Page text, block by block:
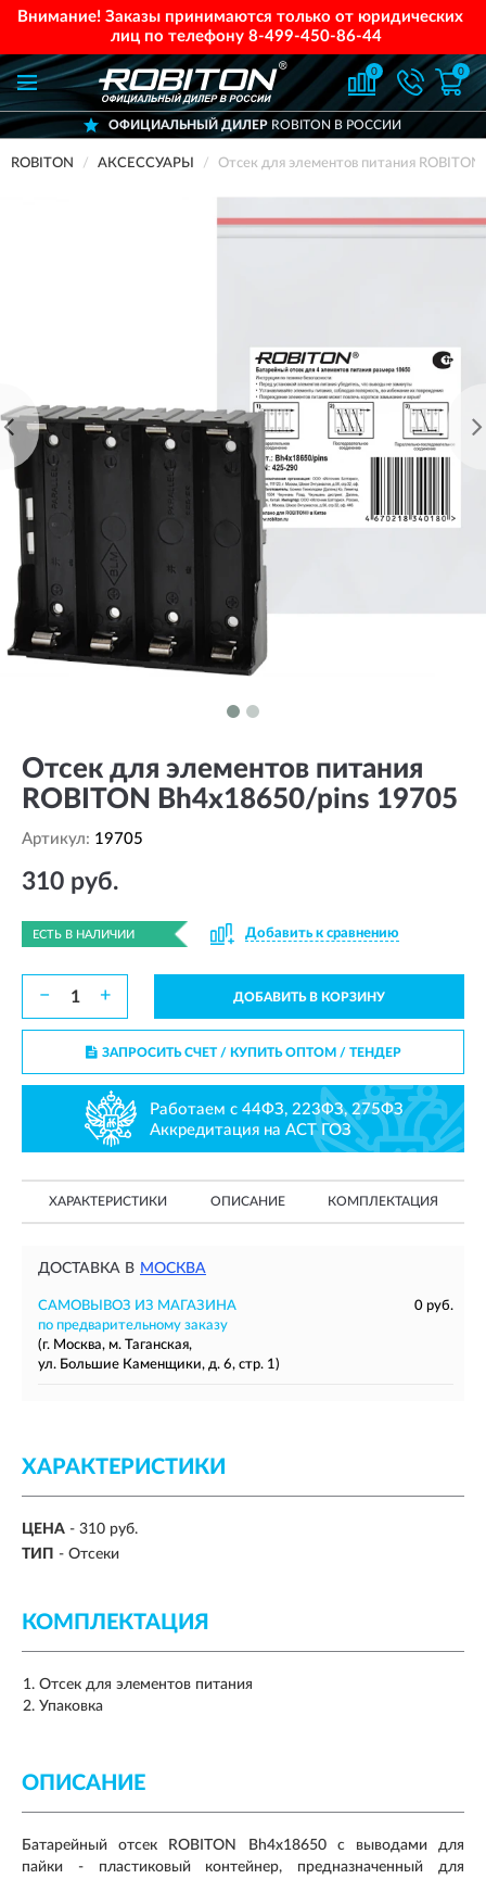
Внимание! Заказы принимаются только от юридических
лиц по телефону 8-499-450-86-44
0 0
ОФИЦИАЛЬНЫЙ ДИЛЕРROBITON В РОССИИ
ROBITON АКСЕССУАРЫ Отсек для элементов питания
Отсек для элементов питания
ROBITON Bh4x18650/pins 19705
Артикул: 19705
310 руб.
ЕСТЬ В НАЛИЧИИ Добавить к сравнению
− + ДОБАВИТЬ В КОРЗИНУ
ЗАПРОСИТЬ СЧЕТ / КУПИТЬ ОПТОМ/ ТЕНДЕР
Работаем с 44ФЗ, 223ФЗ, 275ФЗ
Аккредитация на АСТ ГОЗ
ХАРАКТЕРИСТИКИ ОПИСАНИЕ КОМПЛЕКТАЦИЯ
ДОСТАВКА В МОСКВА
САМОВЫВОЗ ИЗ МАГАЗИНА
0 руб.
по предварительному заказу
(г. Москва, м. Таганская,
ул. Большие Каменщики, д. 6, стр. 1)
ХАРАКТЕРИСТИКИ
ЦЕНА - 310 руб.
ТИП - Отсеки
КОМПЛЕКТАЦИЯ
Отсек для элементов питания
Упаковка
ОПИСАНИЕ
Батарейный отсек ROBITON Bh4x18650 с выводами для
пайки - пластиковый контейнер, предназначенный для